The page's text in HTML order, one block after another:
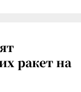
ракет на